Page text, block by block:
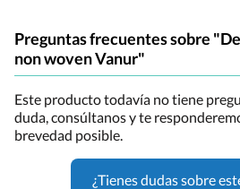
Preguntas frecuentes sobre
non woven Vanur"
Este producto todavía no tiene
duda, consúltanos y te
brevedad posible.
¿Tienes dudas sobre